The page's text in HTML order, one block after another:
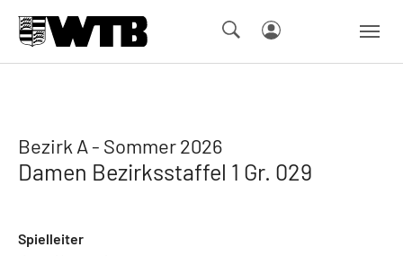
Bezirk A - Sommer 2026
Damen Bezirksstaffel 1 Gr. 029
Spielleiter